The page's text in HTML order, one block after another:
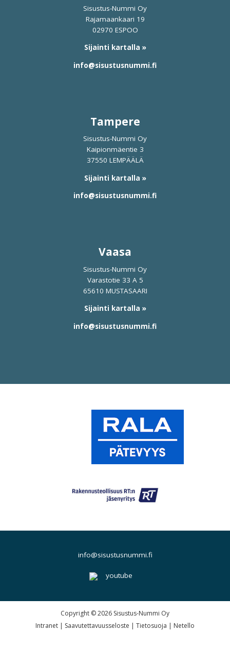
Sisustus-Nummi Oy
Rajamaankaari 19
02970 ESPOO
Sijainti kartalla »
info@sisustusnummi.fi
Tampere
Sisustus-Nummi Oy
Kaipionmäentie 3
37550 LEMPÄÄLÄ
Sijainti kartalla »
info@sisustusnummi.fi
Vaasa
Sisustus-Nummi Oy
Varastotie 33 A 5
65610 MUSTASAARI
Sijainti kartalla »
info@sisustusnummi.fi
info@sisustusnummi.fi
Copyright © 2026 Sisustus-Nummi Oy
Intranet | Saavutettavuusseloste | Tietosuoja | Netello